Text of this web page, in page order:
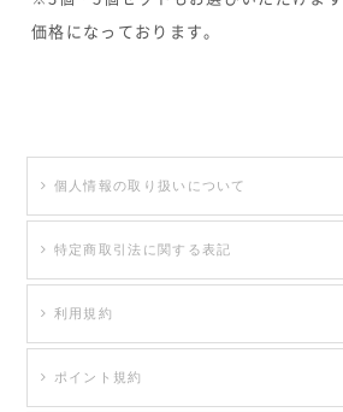
価格になっております。
個人情報の取り扱いについて
特定商取引法に関する表記
利用規約
ポイント規約